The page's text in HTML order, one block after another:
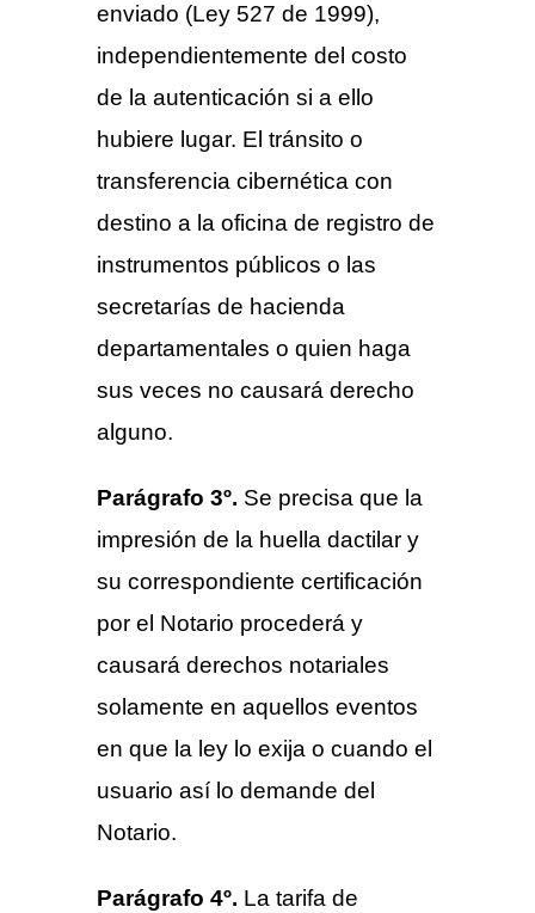
enviado (Ley 527 de 1999),
independientemente del costo
de la autenticación si a ello
hubiere lugar. El tránsito o
transferencia cibernética con
destino a la oficina de registro de
instrumentos públicos o las
secretarías de hacienda
departamentales o quien haga
sus veces no causará derecho
alguno.
Parágrafo 3º. Se precisa que la
impresión de la huella dactilar y
su correspondiente certificación
por el Notario procederá y
causará derechos notariales
solamente en aquellos eventos
en que la ley lo exija o cuando el
usuario así lo demande del
Notario.
Parágrafo 4º. La tarifa de